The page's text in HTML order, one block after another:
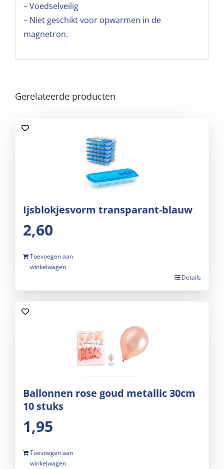
– Voedselveilig
– Niet geschikt voor opwarmen in de
magnetron.
Gerelateerde producten
Ijsblokjesvorm transparant-blauw
2,60
Toevoegen aan
winkelwagen
Details
Ballonnen rose goud metallic 30cm
10 stuks
1,95
Toevoegen aan
winkelwagen